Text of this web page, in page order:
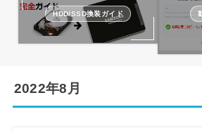
HDD/SSD換装ガイド
2022年8月